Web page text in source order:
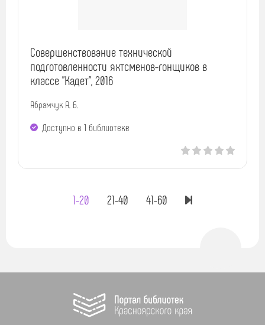
Совершенствование технической
подготовленности яхтсменов-гонщиков в
классе "Кадет", 2016
Абрамчук А. Б.
Доступно в 1 библиотекe
1-20 21-40 41-60